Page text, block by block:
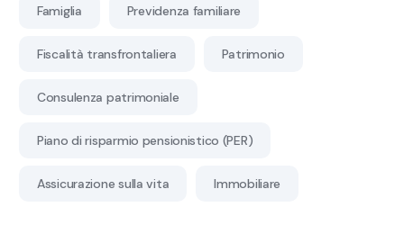
Famiglia Previdenza familiare
Fiscalità transfrontaliera Patrimonio
Consulenza patrimoniale
Piano di risparmio pensionistico (PER)
Assicurazione sulla vita Immobiliare